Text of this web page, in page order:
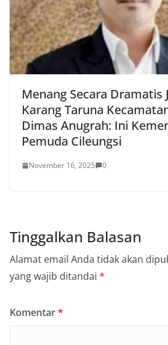
Menang Secara Dramatis
Karang Taruna
Dimas Anugrah: Ini
Pemuda Cileungsi
November 16, 2025 0
Tinggalkan Balasan
Alamat email Anda tidak akan
yang wajib ditandai *
Komentar*